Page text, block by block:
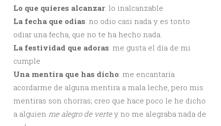
Lo que quieres alcanzar: lo inalcanzable
La fecha que odias: no odio casi nada y es tonto
odiar una fecha, que no te ha hecho nada.
La festividad que adoras: me gusta el día de mi
cumple
Una mentira que has dicho: me encantaría
acordarme de alguna mentira a mala leche, pero mis
mentiras son chorras; creo que hace poco le he dicho
a alguien me alegro de vertey no me alegraba nada de